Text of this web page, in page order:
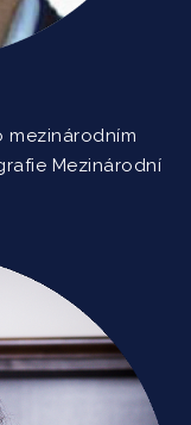
mezinárodním
Mezinárodní